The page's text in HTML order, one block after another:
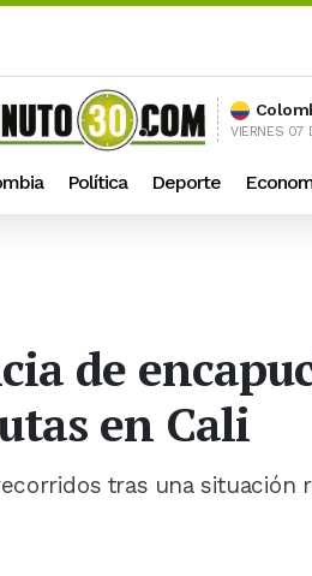
VIERNES 07
Política Deporte
de
en Cali
tras una situación